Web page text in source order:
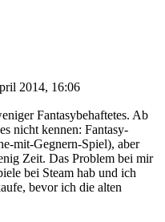
2014, 16:06
Fantasybehaftetes. Ab
nicht kennen: Fantasy-
mit-Gegnern-Spiel), aber
Zeit. Das Problem bei mir
bei Steam hab und ich
bevor ich die alten